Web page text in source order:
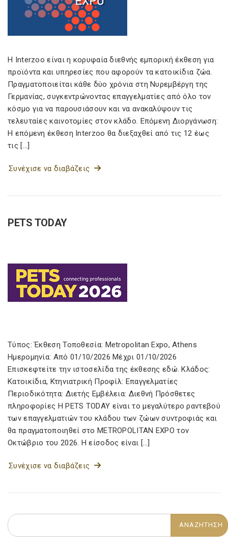
Η Interzoo είναι η κορυφαία διεθνής εμπορική έκθεση για
προϊόντα και υπηρεσίες που αφορούν τα κατοικίδια ζώα.
Πραγματοποιείται κάθε δύο χρόνια στη Νυρεμβέργη της
Γερμανίας, συγκεντρώνοντας επαγγελματίες από όλο τον
κόσμο για να παρουσιάσουν και να ανακαλύψουν τις
τελευταίες καινοτομίες στον κλάδο. Επόμενη Διοργάνωση:
Η επόμενη έκθεση Interzoo θα διεξαχθεί από τις 12 έως
τις […]
Συνέχισε να διαβάζεις
PETS TODAY
Τύπος: Έκθεση Τοποθεσία: Metropolitan Expo, Athens
Ημερομηνία: Από 01/10/2026 Μέχρι 01/10/2026
Επισκεφτείτε την ιστοσελίδα της έκθεσης εδώ. Κλάδος:
Κατοικίδια, Κτηνιατρική Προφίλ: Επαγγελματίες
Περιοδικότητα: Διετής Εμβέλεια: Διεθνή Πρόσθετες
πληροφορίες Η PETS TODAY είναι το μεγαλύτερο ραντεβού
των επαγγελματιών του κλάδου των ζώων συντροφιάς και
θα πραγματοποιηθεί στο METROPOLITAN EXPO τον
Οκτώβριο του 2026. Η είσοδος είναι […]
Συνέχισε να διαβάζεις